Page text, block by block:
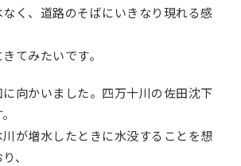
く、道路のそばにいきなり現れる感
てみたいです。
向かいました。四万十川の佐田沈下
が増水したときに水没することを想
、